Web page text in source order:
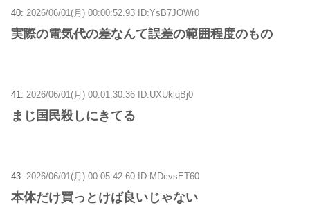
40: 2026/06/01(月) 00:00:52.93 ID:YsB7JOWr0
実際の電気代の差なんて誤差の範囲程度のもの
41: 2026/06/01(月) 00:01:30.36 ID:UXUklqBj0
まじ国民殺しにきてる
43: 2026/06/01(月) 00:05:42.60 ID:MDcvsET60
本体だけ買っとけば良いじゃない